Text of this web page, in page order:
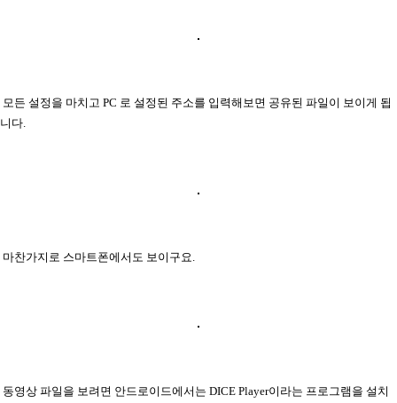
모든 설정을 마치고 PC 로 설정된 주소를 입력해보면 공유된 파일이 보이게 됩
니다.
마찬가지로 스마트폰에서도 보이구요.
동영상 파일을 보려면 안드로이드에서는 DICE Player이라는 프로그램을 설치